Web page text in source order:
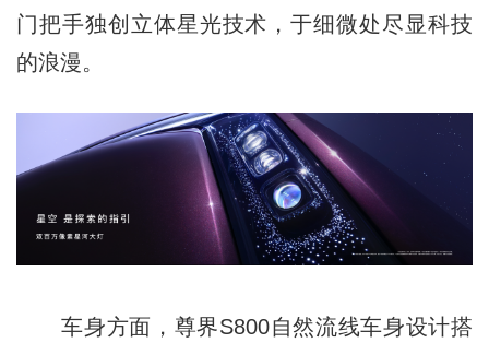
门把手独创立体星光技术，于细微处尽显科技
的浪漫。
车身方面，尊界S800自然流线车身设计搭